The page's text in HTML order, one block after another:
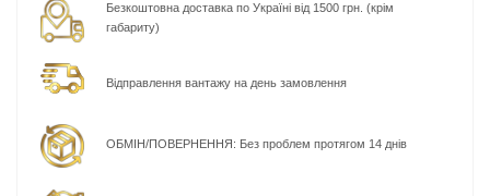
Безкоштовна доставка по Україні від 1500 грн. (крім
габариту)
Відправлення вантажу на день замовлення
ОБМІН/ПОВЕРНЕННЯ: Без проблем протягом 14 днів